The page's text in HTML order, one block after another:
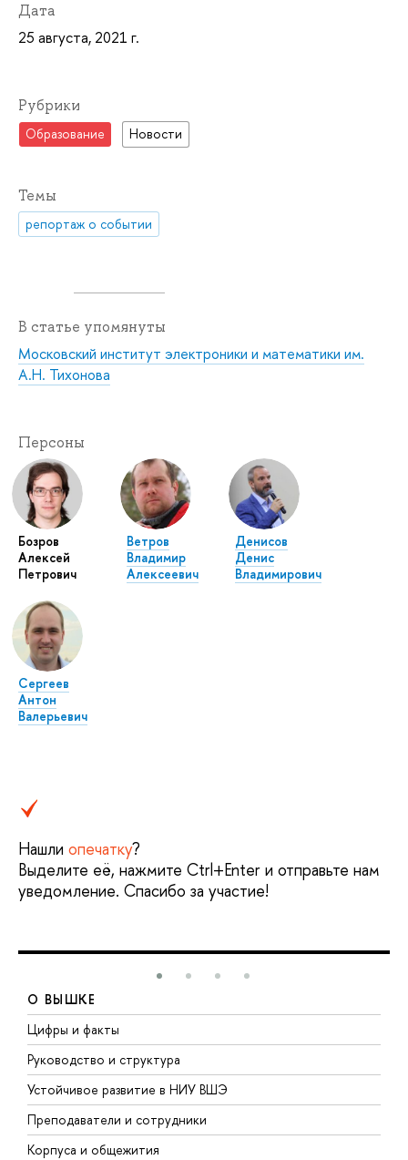
Дата
25 августа, 2021 г.
Рубрики
Образование Новости
Темы
репортаж о событии
В статье упомянуты
Московский институт электроники и математики им.
А.Н. Тихонова
Персоны
Бозров
Алексей
Петрович
Ветров
Владимир
Алексеевич
Денисов
Денис
Владимирович
Сергеев
Антон
Валерьевич
Нашли опечатку?
Выделите её, нажмите Ctrl+Enter и отправьте нам
уведомление. Спасибо за участие!
О ВЫШКЕ
Цифры и факты
Руководство и структура
Устойчивое развитие в НИУ ВШЭ
Преподаватели и сотрудники
Корпуса и общежития